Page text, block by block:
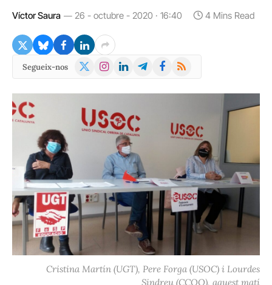
Víctor Saura 26 - octubre - 2020 · 16:40 4 Mins Read
Segueix-nos
X
Instagram
LinkedInTelegramFacebook
RSS
Cristina Martín (UGT), Pere Forga (USOC) i Lourdes
Sindreu (CCOO), aquest matí